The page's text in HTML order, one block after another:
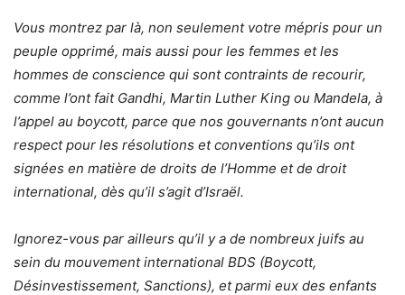
Vous montrez par là, non seulement votre mépris pour un
peuple opprimé, mais aussi pour les femmes et les
hommes de conscience qui sont contraints de recourir,
comme l’ont fait Gandhi, Martin Luther King ou Mandela, à
l’appel au boycott, parce que nos gouvernants n’ont aucun
respect pour les résolutions et conventions qu’ils ont
signées en matière de droits de l’Homme et de droit
international, dès qu’il s’agit d’Israël.
Ignorez-vous par ailleurs qu’il y a de nombreux juifs au
sein du mouvement international BDS (Boycott,
Désinvestissement, Sanctions), et parmi eux des enfants